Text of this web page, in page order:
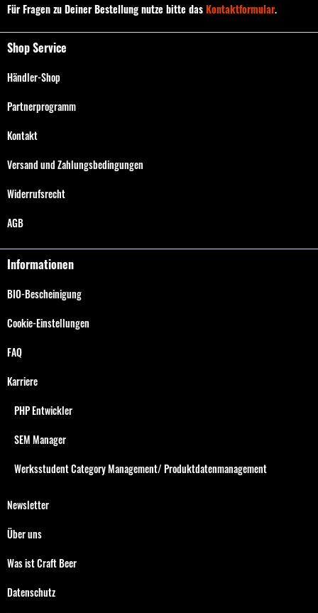
Für Fragen zu Deiner Bestellung nutze bitte dasKontaktformular.
Shop Service
Händler-Shop
Partnerprogramm
Kontakt
Versand und Zahlungsbedingungen
Widerrufsrecht
AGB
Informationen
BIO-Bescheinigung
Cookie-Einstellungen
FAQ
Karriere
PHP Entwickler
SEM Manager
Werksstudent Category Management/ Produktdatenmanagement
Newsletter
Über uns
Was ist Craft Beer
Datenschutz